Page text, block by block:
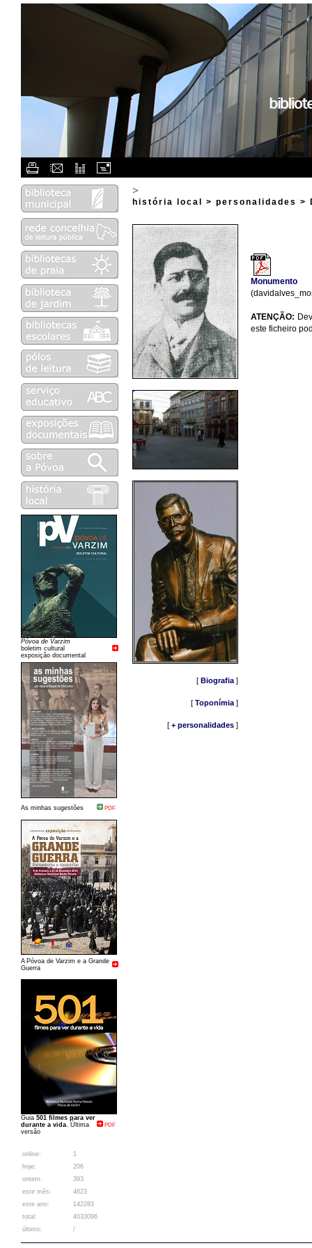
Póvoa de Varzim
boletim cultural
exposição documental
As minhas sugestões PDF
A Póvoa de Varzim e a Grande
Guerra
Guia 501 filmes para ver
durante a vida. Última
versão
PDF
online:
1
hoje:
206
ontem:
393
este mês:
4623
este ano:
142283
total:
4033096
último:
/
>
história local > personalidades >
[ Biografia ]
[ Toponímia ]
[ + personalidades ]
Monumento
ATENÇÃO:
este ficheiro